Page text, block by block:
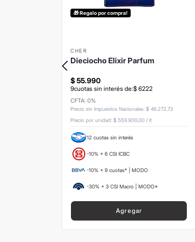
🎁 Regalo por compra!
CHER
Dieciocho Elixir Parfum
$55.990
9cuotas sin interés de:$ 6222
CFTA: 0%
Precio sin Impuestos Nacionales: $ 46.272 73
Precio por unidad: $ 559.900,00/ lt
12 cuotas sin interés
-10% + 6 CSI ICBC
-10% + 9 cuotas* | MODO
-30% + 3 CSI Macro | MODO*
Agregar